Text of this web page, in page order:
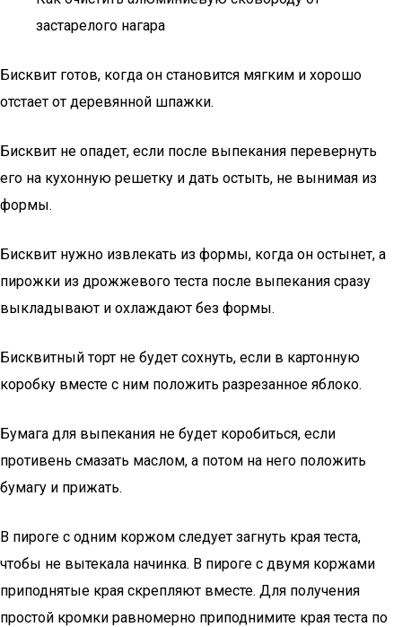
застарелого нагара
Бисквит готов, когда он становится мягким и хорошо
отстает от деревянной шпажки.
Бисквит не опадет, если после выпекания перевернуть
его на кухонную решетку и дать остыть, не вынимая из
формы.
Бисквит нужно извлекать из формы, когда он остынет, а
пирожки из дрожжевого теста после выпекания сразу
выкладывают и охлаждают без формы.
Бисквитный торт не будет сохнуть, если в картонную
коробку вместе с ним положить разрезанное яблоко.
Бумага для выпекания не будет коробиться, если
противень смазать маслом, а потом на него положить
бумагу и прижать.
В пироге с одним коржом следует загнуть края теста,
чтобы не вытекала начинка. В пироге с двумя коржами
приподнятые края скрепляют вместе. Для получения
простой кромки равномерно приподнимите края теста по